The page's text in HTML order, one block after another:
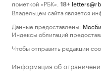
пометкой «РБК».
18+
Владельцем сайта является
Данные предоставлены:
Индексы облигаций
Чтобы отправить редакции
Информация об